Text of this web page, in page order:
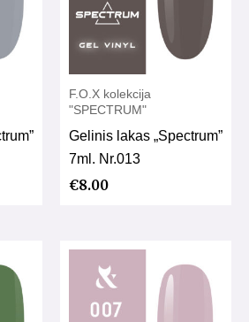
F.O.X kolekcija
"SPECTRUM"
Gelinis lakas „Spectrum”
7ml. Nr.013
€8.00